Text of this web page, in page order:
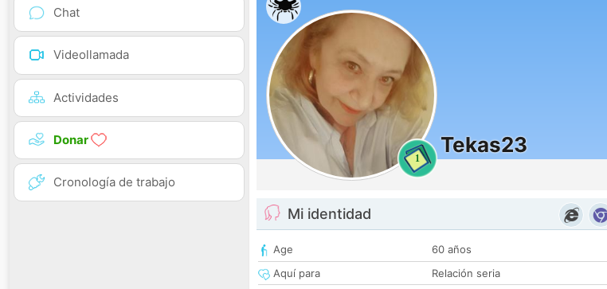
Chat
Videollamada
Actividades
Donar
Cronología de trabajo
1
Tekas23
Mi identidad
Age
60 años
Aquí para
Relación seria